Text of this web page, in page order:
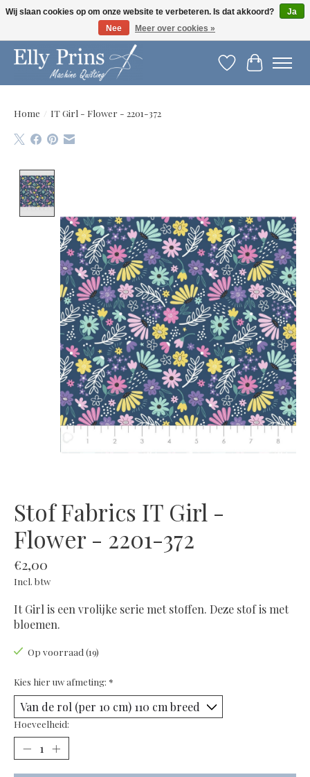
Let op: gewijzigde openingstijden!
Verlanglijst
Home / IT Girl - Flower - 2201-372
Stof Fabrics IT Girl -
Flower - 2201-372
€2,00
Incl. btw
It Girl is een vrolijke serie met stoffen. Deze stof is met
bloemen.
Op voorraad (19)
Kies hier uw afmeting: *
Hoeveelheid:
Wij slaan cookies op om onze website te verbeteren. Is dat akkoord?
Ja
Nee
Meer over cookies »